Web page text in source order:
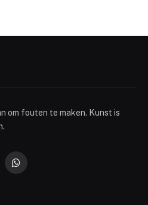
om fouten te maken. Kunst is
WhatsApp